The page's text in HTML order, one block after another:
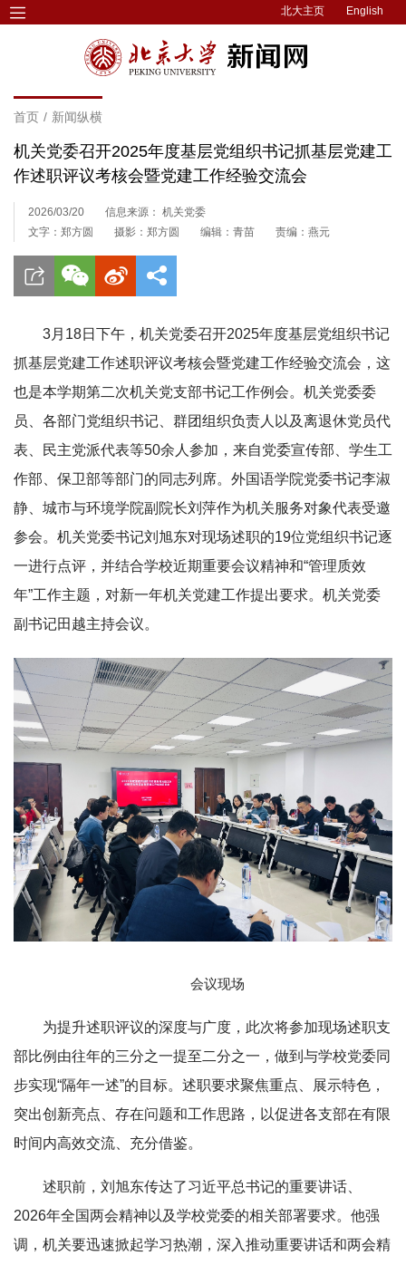
北大主页 English
首页 / 新闻纵横
机关党委召开2025年度基层党组织书记抓基层党建工
作述职评议考核会暨党建工作经验交流会
2026/03/20
信息来源： 机关党委
文字：郑方圆
摄影：郑方圆 编辑：青苗 责编：燕元
3月18日下午，机关党委召开2025年度基层党组织书记
抓基层党建工作述职评议考核会暨党建工作经验交流会，这
也是本学期第二次机关党支部书记工作例会。机关党委委
员、各部门党组织书记、群团组织负责人以及离退休党员代
表、民主党派代表等50余人参加，来自党委宣传部、学生工
作部、保卫部等部门的同志列席。外国语学院党委书记李淑
静、城市与环境学院副院长刘萍作为机关服务对象代表受邀
参会。机关党委书记刘旭东对现场述职的19位党组织书记逐
一进行点评，并结合学校近期重要会议精神和“管理质效
年”工作主题，对新一年机关党建工作提出要求。机关党委
副书记田越主持会议。
会议现场
为提升述职评议的深度与广度，此次将参加现场述职支
部比例由往年的三分之一提至二分之一，做到与学校党委同
步实现“隔年一述”的目标。述职要求聚焦重点、展示特色，
突出创新亮点、存在问题和工作思路，以促进各支部在有限
时间内高效交流、充分借鉴。
述职前，刘旭东传达了习近平总书记的重要讲话、
2026年全国两会精神以及学校党委的相关部署要求。他强
调，机关要迅速掀起学习热潮，深入推动重要讲话和两会精